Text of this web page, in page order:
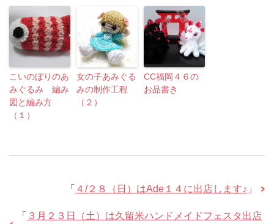
こいのぼりのあ
みぐるみ 編み
図と編み方
（１）
女の子あみぐる
みの制作工程
（２）
CC福岡４６の
お品書き
「 ４/２８（日）はAde１４に出店します♪ 」
「 ３月２３日（土）は久留米ハンドメイドフェスタ出店